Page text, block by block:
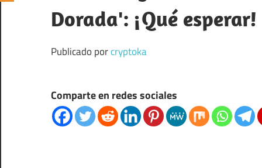
Dorada': ¡Qué esperar!
Publicado porcryptoka
Comparte en redes sociales